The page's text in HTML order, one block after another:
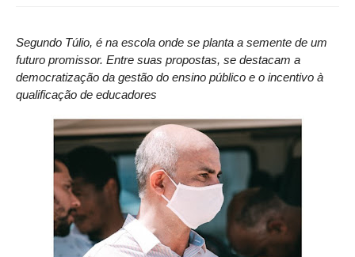
Segundo Túlio, é na escola onde se planta a semente de um
futuro promissor. Entre suas propostas, se destacam a
democratização da gestão do ensino público e o incentivo à
qualificação de educadores